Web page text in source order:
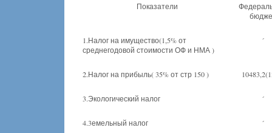
Показатели
1.Налог на имущество(1,5% от
среднегодовой стоимости ОФ и НМА )
´
2.Налог на прибыль( 35% от стр 150 )
3.Экологический налог ´
4.3емельный налог ´